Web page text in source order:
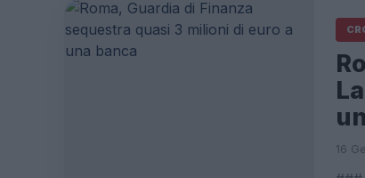
16